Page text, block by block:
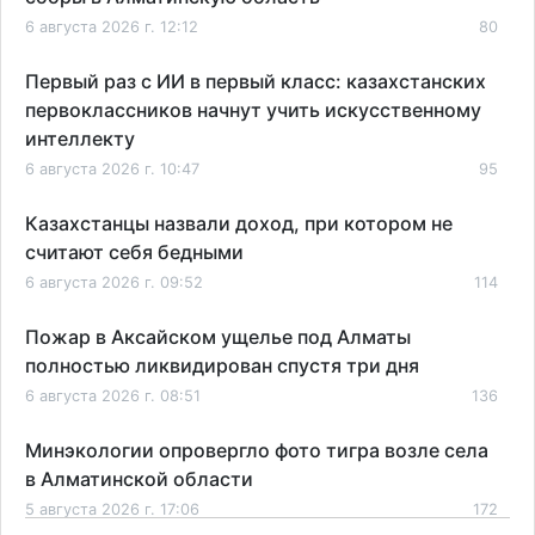
6 августа 2026 г. 12:12 80
Первый раз с ИИ в первый класс: казахстанских
первоклассников начнут учить искусственному
интеллекту
6 августа 2026 г. 10:47 95
Казахстанцы назвали доход, при котором не
считают себя бедными
6 августа 2026 г. 09:52 114
Пожар в Аксайском ущелье под Алматы
полностью ликвидирован спустя три дня
6 августа 2026 г. 08:51 136
Минэкологии опровергло фото тигра возле села
в Алматинской области
5 августа 2026 г. 17:06 172